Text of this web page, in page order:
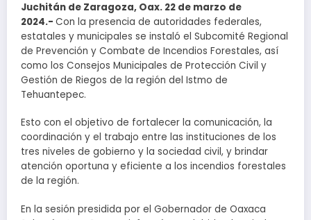
Juchitán de Zaragoza, Oax. 22 de marzo de
2024.- Con la presencia de autoridades federales,
estatales y municipales se instaló el Subcomité Regional
de Prevención y Combate de Incendios Forestales, así
como los Consejos Municipales de Protección Civil y
Gestión de Riegos de la región del Istmo de
Tehuantepec.
Esto con el objetivo de fortalecer la comunicación, la
coordinación y el trabajo entre las instituciones de los
tres niveles de gobierno y la sociedad civil, y brindar
atención oportuna y eficiente a los incendios forestales
de la región.
En la sesión presidida por el Gobernador de Oaxaca